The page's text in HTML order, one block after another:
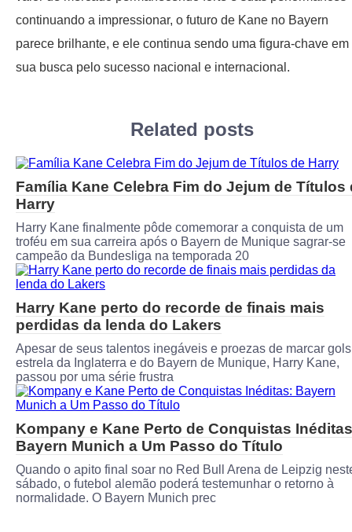
continuando a impressionar, o futuro de Kane no Bayern
parece brilhante, e ele continua sendo uma figura-chave em
sua busca pelo sucesso nacional e internacional.
Related posts
Família Kane Celebra Fim do Jejum de Títulos
Harry
Harry Kane finalmente pôde comemorar a conquista de um
troféu em sua carreira após o Bayern de Munique sagrar-se
campeão da Bundesliga na temporada 20
Harry Kane perto do recorde de finais mais
perdidas da lenda do Lakers
Apesar de seus talentos inegáveis ​​e proezas de marcar
estrela da Inglaterra e do Bayern de Munique, Harry Kane,
passou por uma série frustra
Kompany e Kane Perto de Conquistas
Bayern Munich a Um Passo do Título
Quando o apito final soar no Red Bull Arena de Leipzig
sábado, o futebol alemão poderá testemunhar o retorno à
normalidade. O Bayern Munich prec